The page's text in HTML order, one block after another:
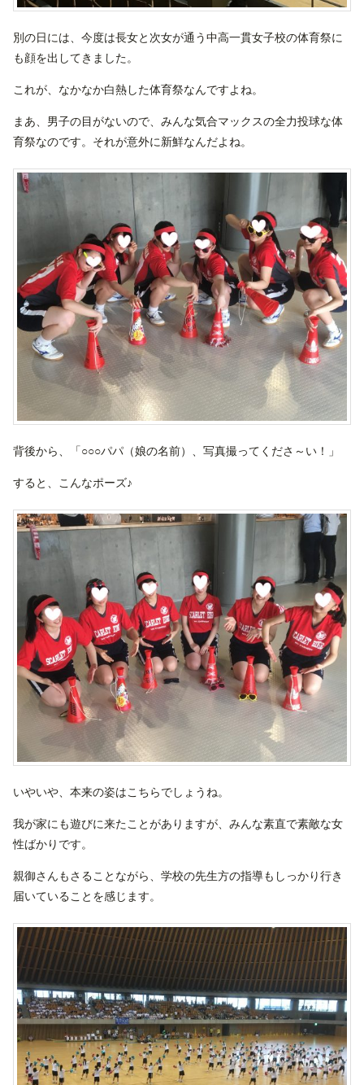
別の日には、今度は長女と次女が通う中高一貫女子校の体育祭に
も顔を出してきました。
これが、なかなか白熱した体育祭なんですよね。
まあ、男子の目がないので、みんな気合マックスの全力投球な体
育祭なのです。それが意外に新鮮なんだよね。
背後から、「○○○パパ（娘の名前）、写真撮ってくださ～い！」
すると、こんなポーズ♪
いやいや、本来の姿はこちらでしょうね。
我が家にも遊びに来たことがありますが、みんな素直で素敵な女
性ばかりです。
親御さんもさることながら、学校の先生方の指導もしっかり行き
届いていることを感じます。